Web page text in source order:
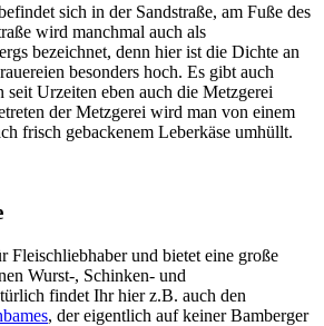
sich in der Sandstraße, am Fuße des
wird manchmal auch als
bezeichnet, denn hier ist die Dichte an
besonders hoch. Es gibt auch
seit Urzeiten eben auch die Metzgerei
der Metzgerei wird man von einem
frisch gebackenem Leberkäse umhüllt.
Fleischliebhaber und bietet eine große
Wurst-, Schinken- und
findet Ihr hier z.B. auch den
, der eigentlich auf keiner Bamberger